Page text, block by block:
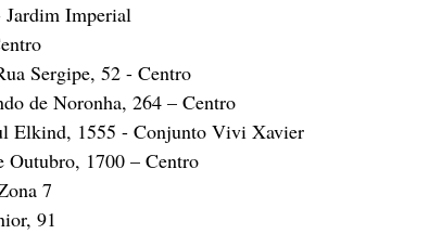
Imperial
Sergipe, 52 - Centro
de Noronha, 264 – Centro
Elkind, 1555 - Conjunto Vivi Xavier
Outubro, 1700 – Centro
7
91